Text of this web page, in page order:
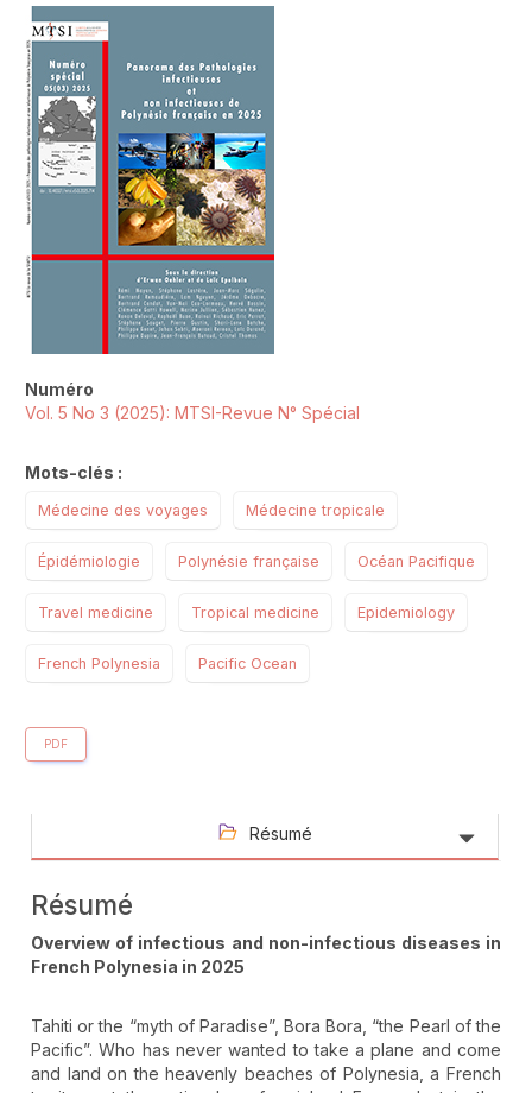
Numéro
Vol. 5 No 3 (2025): MTSI-Revue N° Spécial
Mots-clés :
Médecine des voyages Médecine tropicale
Épidémiologie Polynésie française Océan Pacifique
Travel medicine Tropical medicine Epidemiology
French Polynesia Pacific Ocean
PDF
Résumé
Résumé
Overview of infectious and non-infectious diseases in
French Polynesia in 2025
Tahiti or the “myth of Paradise”, Bora Bora, “the Pearl of the
Pacific”. Who has never wanted to take a plane and come
and land on the heavenly beaches of Polynesia, a French